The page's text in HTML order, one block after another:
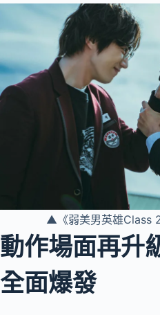
▲《弱美男英雄Class
動作場面再升
全面爆發